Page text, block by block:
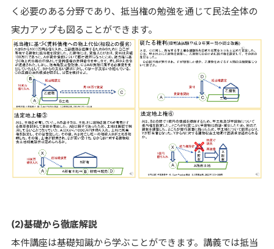
く必要のある分野であり、抵当権の勉強を通じて民法全体の
実力アップも図ることができます。
(2)基礎から徹底解説
本件講座は基礎知識から学ぶことができます。講義では抵当